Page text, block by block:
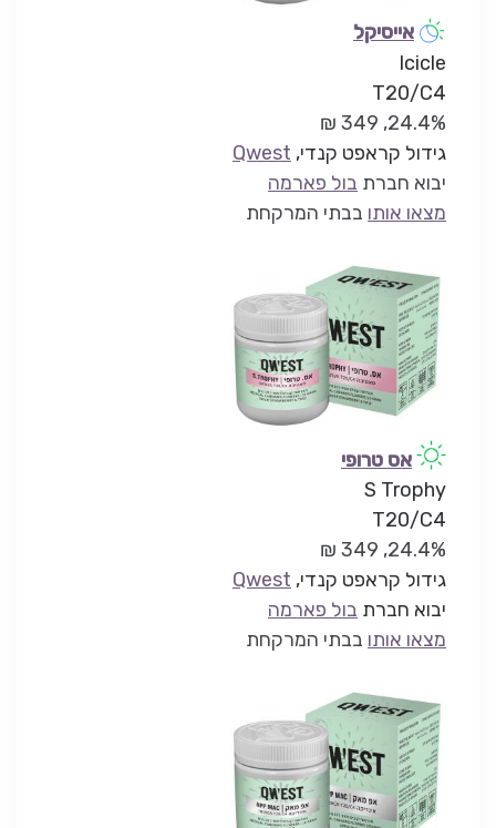
אייסיקל
Icicle
T20/C4
24.4%, 349 ₪
גידול קראפט קנדי, Qwest
יבוא חברת בול פארמה
מצאו אותו בבתי המרקחת
אס טרופי
S Trophy
T20/C4
24.4%, 349 ₪
גידול קראפט קנדי, Qwest
יבוא חברת בול פארמה
מצאו אותו בבתי המרקחת